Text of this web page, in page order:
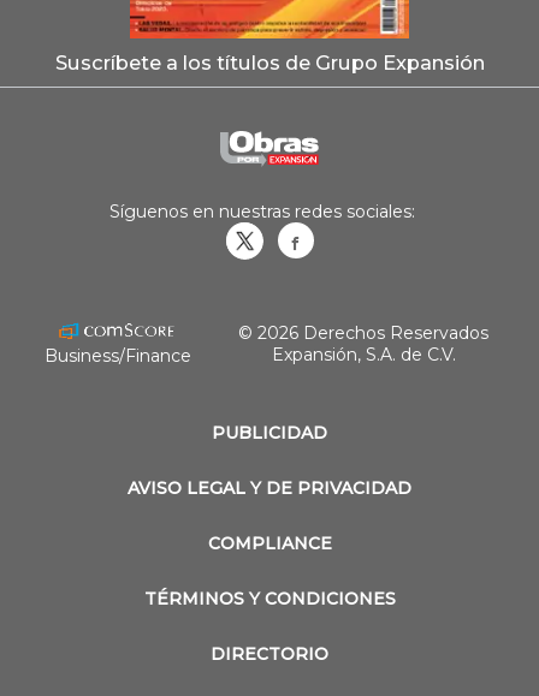
Suscríbete a los títulos de Grupo Expansión
PUBLICIDAD
AVISO LEGAL Y DE PRIVACIDAD
COMPLIANCE
TÉRMINOS Y CONDICIONES
DIRECTORIO
Síguenos en nuestras redes sociales:
Business/Finance
© 2026 Derechos Reservados
Expansión, S.A. de C.V.